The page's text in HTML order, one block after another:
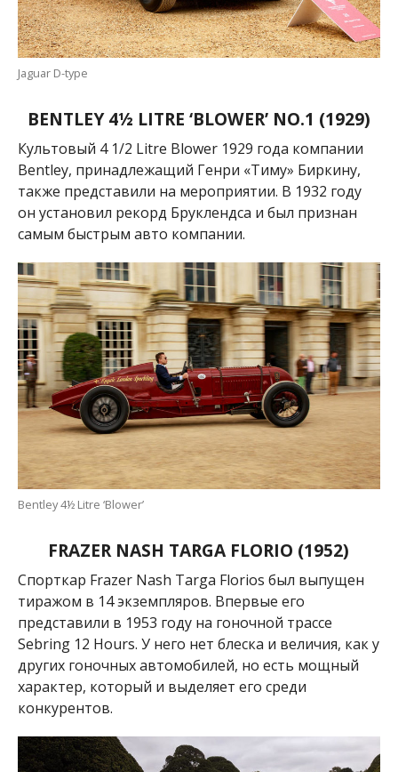
Jaguar D-type
BENTLEY 4½ LITRE ‘BLOWER’ NO.1 (1929)
Культовый 4 1/2 Litre Blower 1929 года компании
Bentley, принадлежащий Генри «Тиму» Биркину,
также представили на мероприятии. В 1932 году
он установил рекорд Бруклендса и был признан
самым быстрым авто компании.
Bentley 4½ Litre ‘Blower’
FRAZER NASH TARGA FLORIO (1952)
Спорткар Frazer Nash Targa Florios был выпущен
тиражом в 14 экземпляров. Впервые его
представили в 1953 году на гоночной трассе
Sebring 12 Hours. У него нет блеска и величия, как у
других гоночных автомобилей, но есть мощный
характер, который и выделяет его среди
конкурентов.